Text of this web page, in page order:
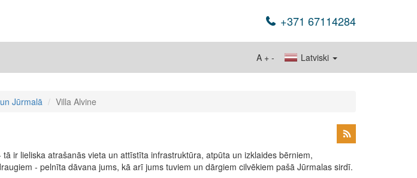
+371 67114284
Latviski
A + -
Jūrmalā Villa Alvine
tā ir lieliska atrašanās vieta un attīstīta infrastruktūra, atpūta un izklaides bērniem,
- pelnīta dāvana jums, kā arī jums tuviem un dārgiem cilvēkiem pašā Jūrmalas sirdī.